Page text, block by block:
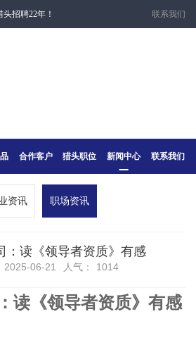
招聘22年！ 联系我们
合作客户 猎头职位 新闻中心 联系我们
资讯 职场资讯
：读《领导者资质》有感
2025-06-21 人气： 1014
读《领导者资质》有感